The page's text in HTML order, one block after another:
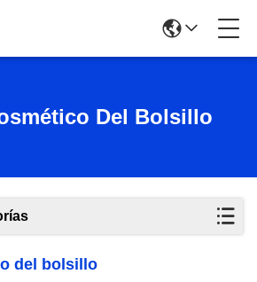
Del Bolsillo
del bolsillo